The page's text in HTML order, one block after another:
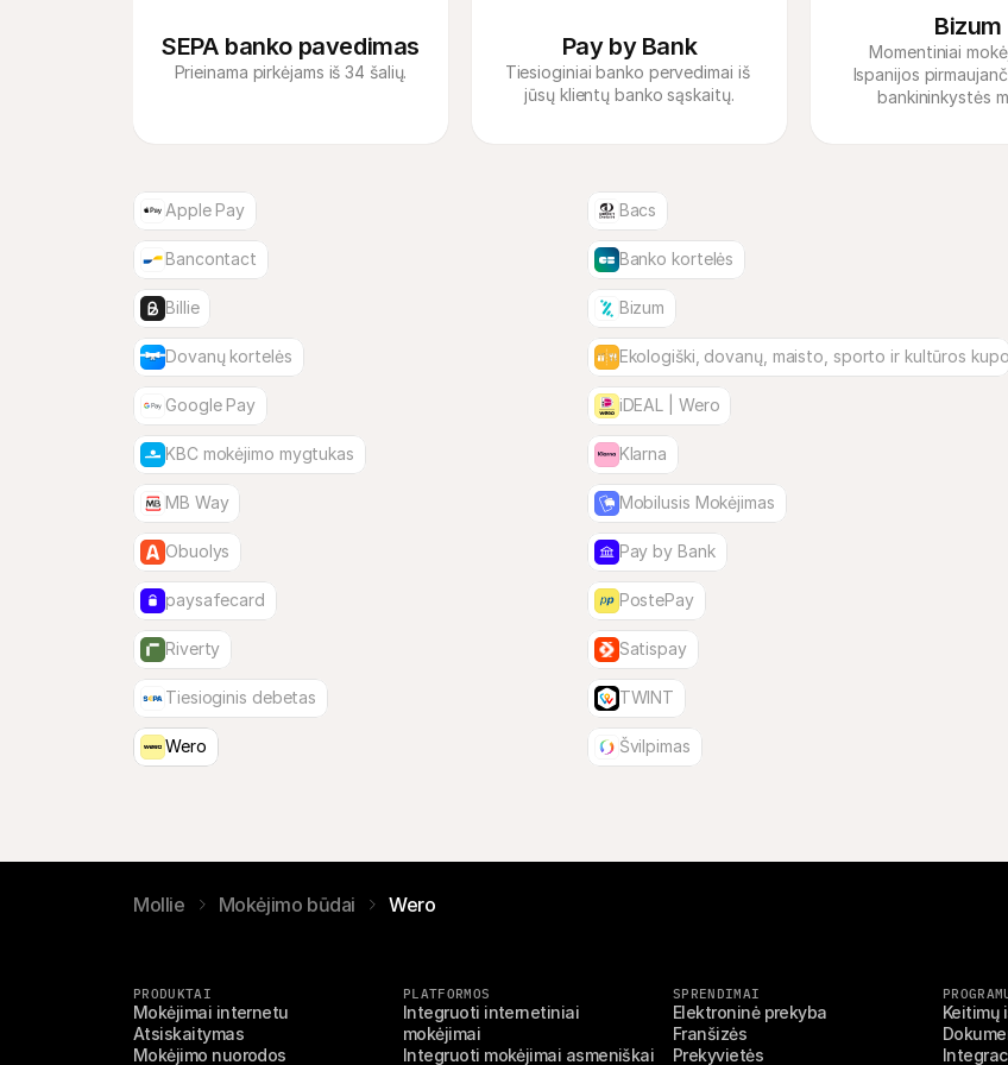
SEPA banko pavedimas
Prieinama pirkėjams iš 34 šalių.
Pay by Bank
Tiesioginiai banko pervedimai iš
Bizum
Momentiniai
Ispanijos
bankininkystės
Apple Pay Bacs
Bancontact Banko kortelės
Billie Bizum
Dovanų kortelės Ekologiški, dovanų, maisto, sporto ir kultūros
Google Pay iDEAL | Wero
KBC mokėjimo mygtukas Klarna
MB Way Mobilusis Mokėjimas
Obuolys Pay by Bank
paysafecard PostePay
Riverty Satispay
Tiesioginis debetas TWINT
Wero Švilpimas
Mollie Mokėjimo būdai Wero
PRODUKTAI
Mokėjimai internetu
Atsiskaitymas
Mokėjimo nuorodos
PLATFORMOS
Integruoti internetiniai
mokėjimai
Integruoti mokėjimai asmeniškai
SPRENDIMAI
Elektroninė prekyba
Franšizės
Prekyvietės
Keitimų